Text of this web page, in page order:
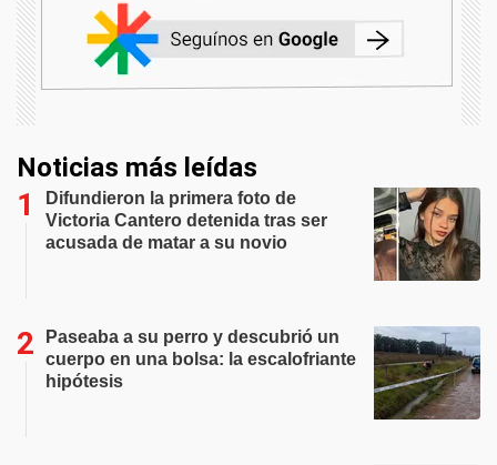
Noticias más leídas
Difundieron la primera foto de
Victoria Cantero detenida tras ser
acusada de matar a su novio
Paseaba a su perro y descubrió un
cuerpo en una bolsa: la escalofriante
hipótesis